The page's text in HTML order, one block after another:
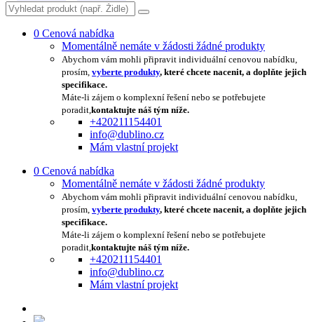
0 Cenová nabídka
Momentálně nemáte v žádosti žádné produkty
Abychom vám mohli připravit individuální cenovou nabídku,
prosím, vyberte produkty, které chcete nacenit, a doplňte jejich
specifikace.
Máte-li zájem o komplexní řešení nebo se potřebujete
poradit,kontaktujte náš tým níže.
+420211154401
info@dublino.cz
Mám vlastní projekt
0 Cenová nabídka
Momentálně nemáte v žádosti žádné produkty
Abychom vám mohli připravit individuální cenovou nabídku,
prosím, vyberte produkty, které chcete nacenit, a doplňte jejich
specifikace.
Máte-li zájem o komplexní řešení nebo se potřebujete
poradit,kontaktujte náš tým níže.
+420211154401
info@dublino.cz
Mám vlastní projekt